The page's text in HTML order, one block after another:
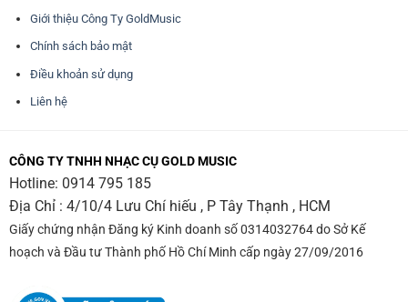
Giới thiệu Công Ty GoldMusic
Chính sách bảo mật
Điều khoản sử dụng
Liên hệ
CÔNG TY TNHH NHẠC CỤ GOLD MUSIC
Hotline: 0914 795 185
Địa Chỉ : 4/10/4 Lưu Chí hiếu , P Tây Thạnh , HCM
Giấy chứng nhận Đăng ký Kinh doanh số 0314032764 do Sở Kế
hoạch và Đầu tư Thành phố Hồ Chí Minh cấp ngày 27/09/2016